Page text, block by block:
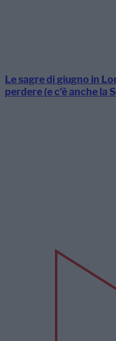
Le sagre di giugno in
perdere (e c’è anche la